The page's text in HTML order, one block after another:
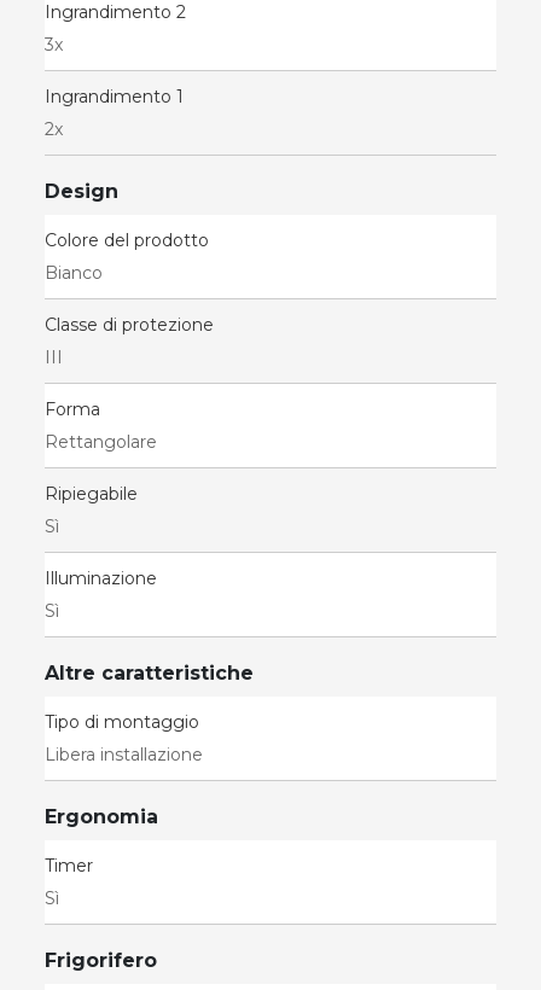
Ingrandimento 2
3x
Ingrandimento 1
2x
Design
Colore del prodotto
Bianco
Classe di protezione
III
Forma
Rettangolare
Ripiegabile
Sì
Illuminazione
Sì
Altre caratteristiche
Tipo di montaggio
Libera installazione
Ergonomia
Timer
Sì
Frigorifero